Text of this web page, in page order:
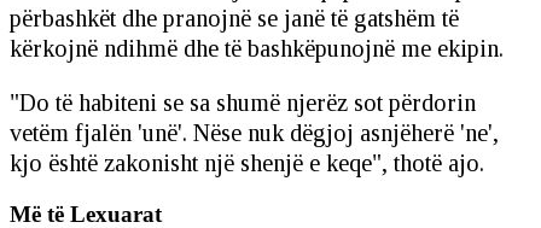
përbashkët dhe pranojnë se janë të gatshëm të
kërkojnë ndihmë dhe të bashkëpunojnë me ekipin.
"Do të habiteni se sa shumë njerëz sot përdorin
vetëm fjalën 'unë'. Nëse nuk dëgjoj asnjëherë 'ne',
kjo është zakonisht një shenjë e keqe", thotë ajo.
Më të Lexuarat